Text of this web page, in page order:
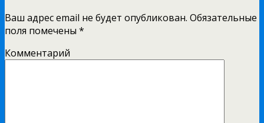
Ваш адрес email не будет опубликован. Обязательные
поля помечены *
Комментарий